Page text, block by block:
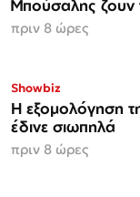
Μπούσαλης ζουν
πριν 8 ώρες
Showbiz
Η εξομολόγηση
έδινε σιωπηλά
πριν 8 ώρες